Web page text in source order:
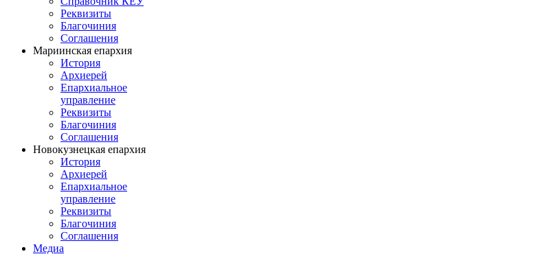
Реквизиты
Благочиния
Соглашения
Мариинская епархия
История
Архиерей
Епархиальное
управление
Реквизиты
Благочиния
Соглашения
Новокузнецкая епархия
История
Архиерей
Епархиальное
управление
Реквизиты
Благочиния
Соглашения
Медиа